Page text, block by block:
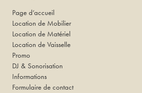
Page d’accueil
Location de Mobilier
Location de Matériel
Location de Vaisselle
Promo
DJ & Sonorisation
Informations
Formulaire de contact